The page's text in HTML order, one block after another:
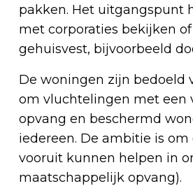
pakken. Het uitgangspunt
met corporaties bekijken
gehuisvest, bijvoorbeeld
De woningen zijn bedoeld
om vluchtelingen met een
opvang en beschermd
iedereen. De ambitie is
vooruit kunnen helpen in
maatschappelijk opvang).